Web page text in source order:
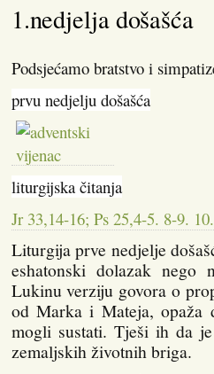
1.nedjelja došašća
Podsjećamo bratstvo i
prvu nedjelju došašća
liturgijska čitanja
Jr 33,14-16; Ps 25,4-5. 8-9.
Liturgija prve nedjelje
eshatonski dolazak nego
Lukinu verziju govora o
od Marka i Mateja, opaža
mogli sustati. Tješi ih da
zemaljskih životnih briga.